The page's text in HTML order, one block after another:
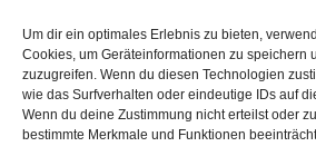
Um dir ein optimales Erlebnis zu bieten,
Cookies, um Geräteinformationen zu speichern
zuzugreifen. Wenn du diesen Technologien
wie das Surfverhalten oder eindeutige IDs auf
Wenn du deine Zustimmung nicht erteilst oder
bestimmte Merkmale und Funktionen
56th Rolex 24 At Daytona mit
Stop-and-Go bestraft, obwohl das
100% regelkonformen Einsatz
Chance um einen möglichen